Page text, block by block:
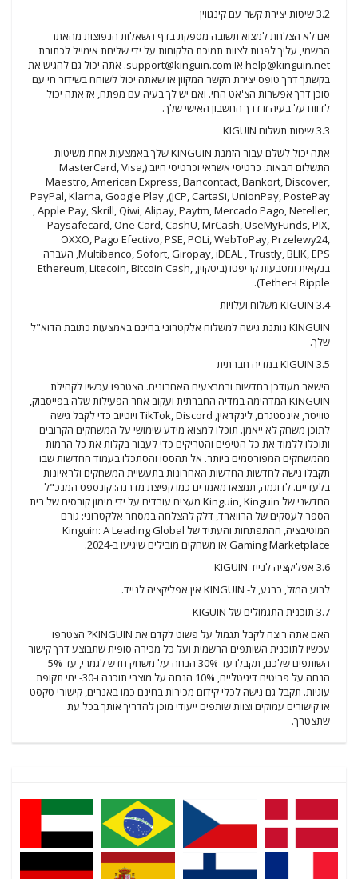
3.2 שיטות יצירת קשר עם קינגווין
אם לא הצלחת למצוא תשובה מספקת בדף השאלות הנפוצות מהאתר
הרשמי, עליך לפנות לצוות תמיכת הלקוחות על ידי שליחת אימייל לכתובת
help@kinguin.net או support@kinguin.com. אתה יכול גם להגיש את
בקשתך דרך טופס יצירת הקשר המקוון או שאתה יכול לשוחח בשידור חי עם
סוכן דרך אפשרות הצ'אט החי. ואם יש לך בעיה עם מפתח, אז אתה יכול
לדווח על בעיה זו דרך החשבון האישי שלך.
3.3 שיטות תשלום KIGUIN
אתה יכול לשלם עבור הזמנת KINGUIN שלך באמצעות אחת משיטות
התשלום הבאות: כרטיסי אשראי וכרטיסי חיוב (MasterCard, Visa,
Maestro, American Express, Bancontact, Bankort, Discover,
JCP, CartaSi, UnionPay, PostePay), PayPal, Klarna, Google Play
, Apple Pay, Skrill, Qiwi, Alipay, Paytm, Mercado Pago, Neteller,
Paysafecard, One Card, CashU, MrCash, UseMyFunds, PIX,
OXXO, Pago Efectivo, PSE, POLi, WebToPay, Przelewy24,
Multibanco, Sofort, Giropay, iDEAL , Trustly, BLIK, EPS, העברה
בנקאית ומטבעות קריפטו (ביטקוין, Ethereum, Litecoin, Bitcoin Cash,
Ripple ו-Tether).
3.4 KIGUIN משלוח ועלויות
KINGUIN נותנת גישה למשלוח אלקטרוני בחינם באמצעות כתובת הדוא"ל
שלך.
3.5 KIGUIN במדיה חברתית
הישאר מעודכן בחדשות ובמבצעים האחרונים. הצטרפו עכשיו לקהילת
KINGUIN המדהימה במדיה החברתית ועקוב אחר הפעילות שלה בפייסבוק,
טוויטר, אינסטגרם, לינקדאין, TikTok, Discord ויוטיוב כדי לקבל גישה
לתוכן משחק לא ייאמן. תוכלו למצוא מידע שימושי על המשחקים הקרובים
ותוכלו ללמוד את כל הטיפים והטריקים כדי לעבור בקלות את כל הרמות
מהמשחקים המפורסמים ביותר. אל תהססו והסתכלו בעמוד החדשות שבו
תקבלו גישה לחדשות החדשות האחרונות בתעשיית המשחקים ולראיונות
בלעדיים. לדוגמה, תמצאו מאמרים כמו קפיצת מדרגה: קונספט המנכ"ל
החדשני של Kinguin, Kinguin מעצים עובדים על ידי מימון קורסים של בית
הספר לעסקים של הרווארד, דלק להצלחה במסחר אלקטרוני: גורם
המוטיבציה, ההתפתחות והעתיד של Kinguin: A Leading Global
Gaming Marketplace או משחקים מובילים שיגיעו ב-2024.
3.6 אפליקציה לנייד KIGUIN
לרוע המזל, כרגע, ל- KINGUIN אין אפליקציה לנייד.
3.7 תוכנית התגמולים של KIGUIN
האם אתה רוצה לקבל תגמול על פשוט לקדם את KINGUIN? הצטרפו
עכשיו לתוכנית השותפים הרשמית ועל כל מכירה סופית שתבוצע דרך קישור
השותפים שלכם, תקבלו עד 30% הנחה על משחק חדש לגמרי, עד 5%
הנחה על פריטים דיגיטליים, 10% הנחה על מוצרי תוכנה ו-30- ימי תקופת
עוגיות. תקבל גם גישה לכלי קידום מכירות בחינם כמו באנרים, קישורי טקסט
או קישורים עמוקים וצוות שותפים ייעודי מוכן להדריך אותך בכל עת
שתצטרך.